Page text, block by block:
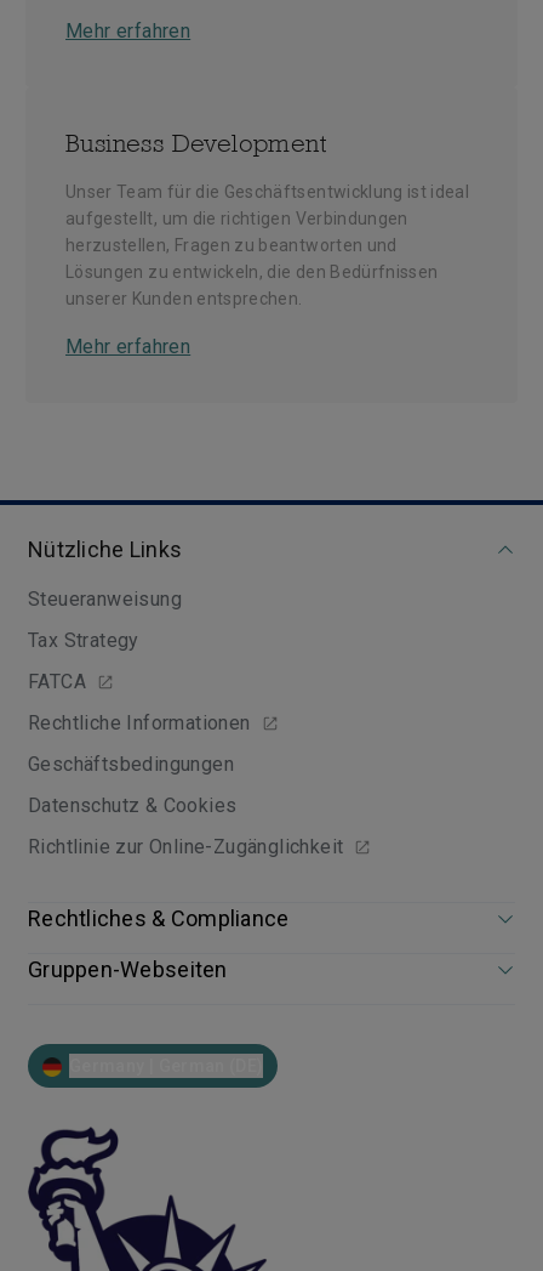
Mehr erfahren
Business Development
Unser Team für die Geschäftsentwicklung ist ideal
aufgestellt, um die richtigen Verbindungen
herzustellen, Fragen zu beantworten und
Lösungen zu entwickeln, die den Bedürfnissen
unserer Kunden entsprechen.
Mehr erfahren
Nützliche Links
Steueranweisung
Tax Strategy
FATCA
Rechtliche Informationen
Geschäftsbedingungen
Datenschutz & Cookies
Richtlinie zur Online-Zugänglichkeit
Rechtliches & Compliance
Gruppen-Webseiten